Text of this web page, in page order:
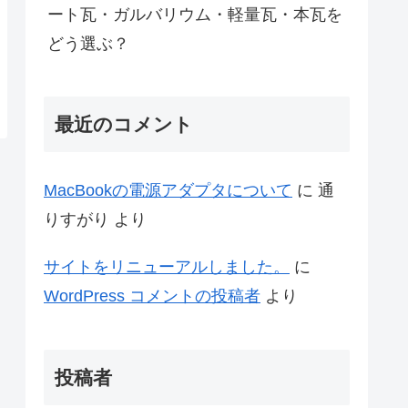
ート瓦・ガルバリウム・軽量瓦・本瓦を
どう選ぶ？
最近のコメント
MacBookの電源アダプタについて に 通
りすがり より
サイトをリニューアルしました。
に
WordPress コメントの投稿者 より
投稿者